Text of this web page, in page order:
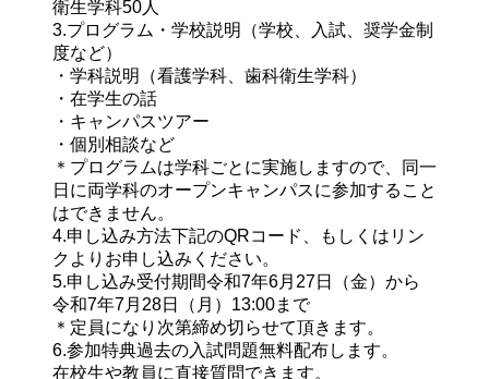
衛生学科50人
3.プログラム ・学校説明（学校、入試、奨学金制
度など）
・学科説明（看護学科、歯科衛生学科）
・在学生の話
・キャンパスツアー
・個別相談など
＊プログラムは学科ごとに実施しますので、同一
日に両学科のオープンキャンパスに参加すること
はできません。
4.申し込み方法下記のQRコード、もしくはリン
クよりお申し込みください。
5.申し込み受付期間令和7年6月27日（金）から
令和7年7月28日（月）13:00まで
＊定員になり次第締め切らせて頂きます。
6.参加特典過去の入試問題無料配布します。